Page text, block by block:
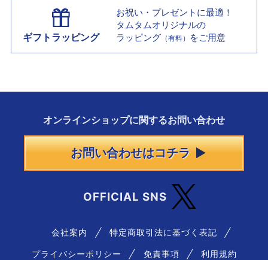
ギフトラッピング
お祝い・プレゼントに最適！
タムタムオリジナルの
ラッピング （有料） をご用意
オンラインショップに関するお問い合わせ
お問い合わせはコチラ
OFFICIAL SNS
会社案内 特定商取引法に基づく表記
プライバシーポリシー 免責事項 利用規約